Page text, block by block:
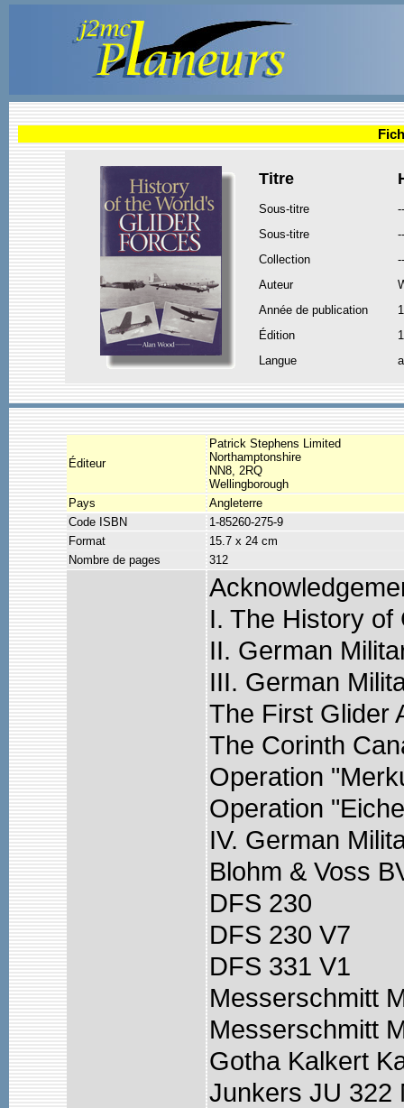
Titre
Sous-titre
--
Sous-titre
--
Collection
--
Auteur
Année de publication
Édition
1
Langue
Éditeur
Patrick Stephens Limited
Northamptonshire
NN8, 2RQ
Wellingborough
Pays
Angleterre
Code ISBN
1-85260-275-9
Format
15.7 x 24 cm
Nombre de pages
312
I. The History of
II. German
III. German
The First Glider
The Corinth
Operation
Operation
IV. German
Blohm & Voss
DFS 230
DFS 230 V7
DFS 331 V1
Messerschmitt
Messerschmitt
Gotha Kalkert
Junkers JU 322